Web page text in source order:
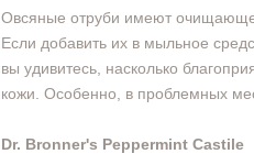
Овсяные отруби имеют
Если добавить их в мыльное
вы удивитесь, насколько
кожи. Особенно, в проблемных
Dr. Bronner's Peppermint Castile